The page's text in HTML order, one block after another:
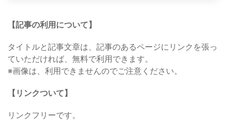
【記事の利用について】
タイトルと記事文章は、記事のあるページにリンクを張っ
ていただければ、無料で利用できます。
※画像は、利用できませんのでご注意ください。
【リンクついて】
リンクフリーです。